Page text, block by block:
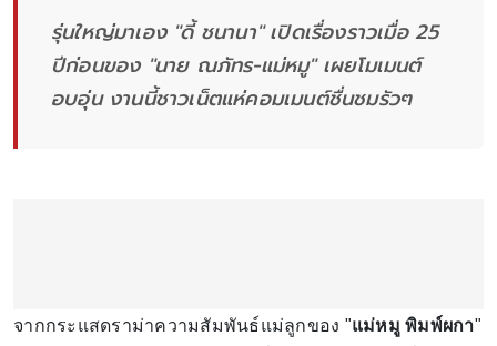
รุ่นใหญ่มาเอง "ดี้ ชนานา" เปิดเรื่องราวเมื่อ 25
ปีก่อนของ "นาย ณภัทร-แม่หมู" เผยโมเมนต์
อบอุ่น งานนี้ชาวเน็ตแห่คอมเมนต์ชื่นชมรัวๆ
จากกระแสดราม่าความสัมพันธ์แม่ลูกของ "แม่หมู พิมพ์ผกา"